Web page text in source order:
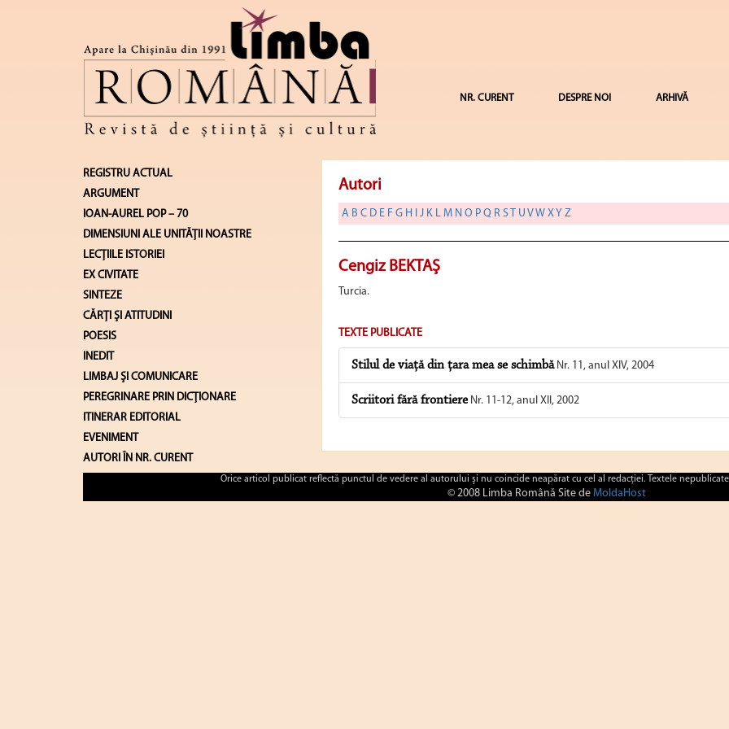
NR. CURENT DESPRE NOI ARHIVĂ
REGISTRU ACTUAL
ARGUMENT
IOAN-AUREL POP – 70
DIMENSIUNI ALE UNITĂŢII NOASTRE
LECŢIILE ISTORIEI
EX CIVITATE
SINTEZE
CĂRŢI ŞI ATITUDINI
POESIS
INEDIT
LIMBAJ ŞI COMUNICARE
PEREGRINARE PRIN DICȚIONARE
ITINERAR EDITORIAL
EVENIMENT
AUTORI ÎN NR. CURENT
Autori
A B C D E F G H J K L M N O P Q R ST U VW XY Z
Cengiz BEKTAŞ
Turcia.
TEXTE PUBLICATE
Stilul de viaţă din ţara mea se schimbăNr. 11, anul XIV, 2004
Scriitori fără frontiereNr. 11-12, anul XII, 2002
Orice articol publicat reflectă punctul de vedere al autorului şi nu coincide neapărat cu cel al redacţiei. Textele
© 2008 Limba Română Site de MoldaHost